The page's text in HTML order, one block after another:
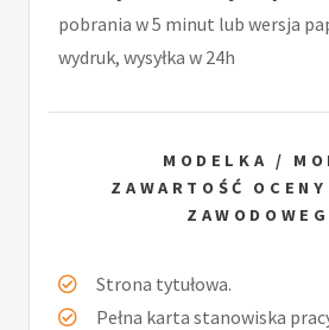
pobrania w 5 minut lub wersja
wydruk, wysyłka w 24h
MODELKA /
ZAWARTOŚĆ
Strona tytułowa.
Pełna karta stanowiska